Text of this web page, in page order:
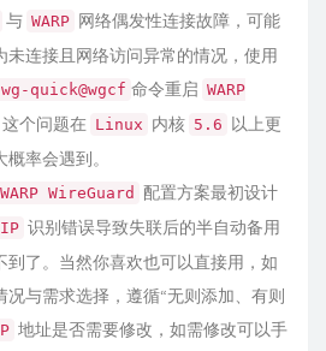
与 WARP 网络偶发性连接故障，可能
未连接且网络访问异常的情况，使用
quick@wgcf 命令重启 WARP
个问题在 Linux 内核 5.6 以上更
率会遇到。
WARP WireGuard 配置方案最初设计
IP 识别错误导致失联后的半自动备用
到了。当然你喜欢也可以直接用，如
与需求选择，遵循“无则添加、有则
地址是否需要修改，如需修改可以手